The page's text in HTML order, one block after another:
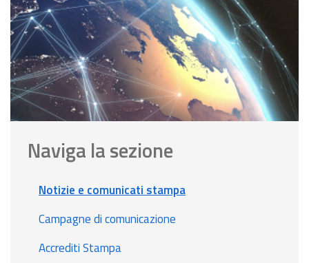
Naviga la sezione
Notizie e comunicati stampa
Campagne di comunicazione
Accrediti Stampa